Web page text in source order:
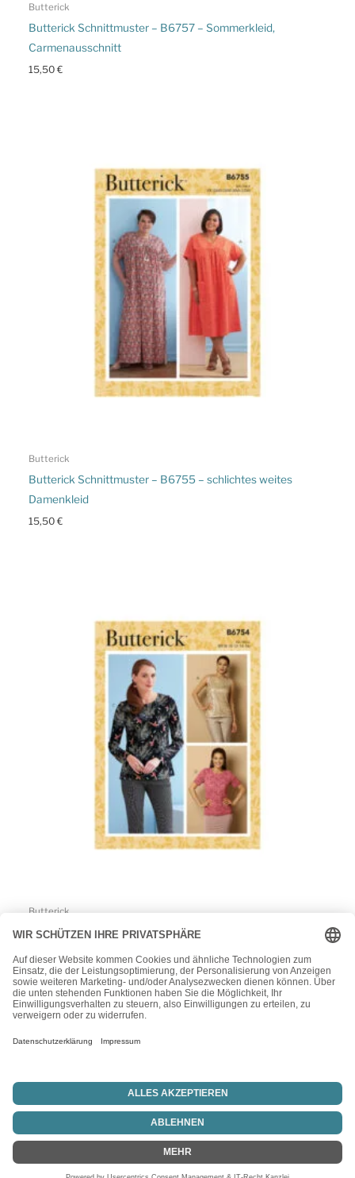
Butterick
Butterick Schnittmuster – B6757 – Sommerkleid,
Carmenausschnitt
15,50€
Butterick
Butterick Schnittmuster – B6755 – schlichtes weites
Damenkleid
15,50€
Butterick
Butterick Schnittmuster – B6754 – Basicshirt, Damenshirt,
15,50€
→
Vertrag widerrufen